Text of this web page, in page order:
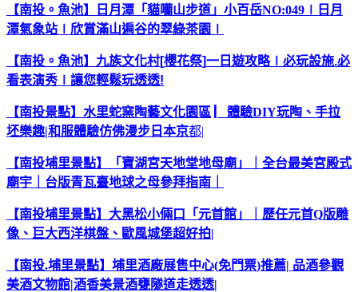
【南投。魚池】日月潭「貓囒山步道」小百岳NO:049
日月
潭氣象站
欣賞滿山遍谷的翠綠茶園
【南投。魚池】九族文化村[櫻花祭]一日遊攻略∣ 必玩設施.必
看表演秀
讓您輕鬆玩透透!
【南投景點】水里蛇窯陶藝文化園區 ▏體驗DIY玩陶、手拉
坯樂趣|和服體驗仿佛漫步日本京都|
【南投埔里景點】「寶湖宮天地堂地母廟」｜全台最美宮殿式
廟宇｜台版青瓦臺地球之母參拜指南｜
【南投埔里景點】大黑松小倆口「元首館」｜歷任元首Q版雕
像、巨大西洋棋盤、歐風城堡超好拍|
【南投.埔里景點】埔里酒廠展售中心(免門票)推薦| 品酒參觀
美酒文物館|酒香美景酒甕隧道走透透|